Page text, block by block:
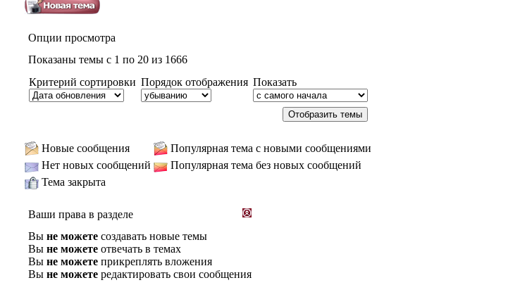
Опции просмотра
Показаны темы с 1 по 20 из 1666
Критерий сортировки Порядок отображения Показать
Новые сообщения
Популярная тема с новыми сообщениями
Нет новых сообщений
Популярная тема без новых сообщений
Тема закрыта
Ваши права в разделе
Вы не можете создавать новые темы
Вы не можете отвечать в темах
Вы не можете прикреплять вложения
Вы не можете редактировать свои сообщения